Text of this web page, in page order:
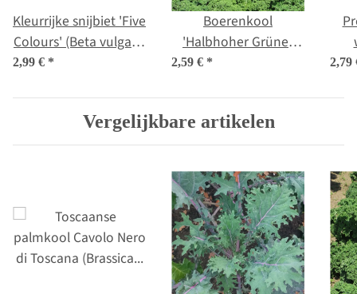
Kleurrijke snijbiet 'Five
Colours' (Beta vulgaris
ssp.vulgaris) bio zaad
2,99 € *
Boerenkool
'Halbhoher Grüner
Krauser' (Brassica
2,59 € * 2,79
Vergelijkbare artikelen